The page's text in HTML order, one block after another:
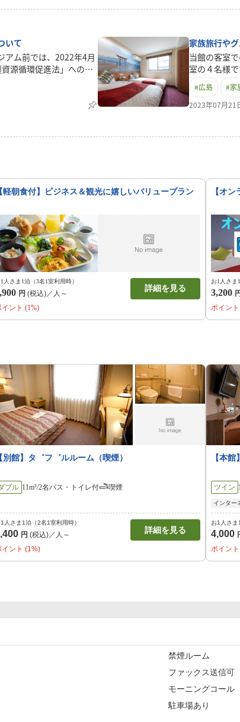
いて
ム前では、2022年4月
源循環促進法」への取
置しておりましたカミ
ロントよりお持ちいただ
の一環として、お客さま
。シャワーキャップ、綿
家族旅行や
当館の客室
室の４名様
なりますの
のご利用の
お布団を和
は添い寝（
数でのご宿
ただくなど
#広島 #家
2023年07月21
軽朝食付】ビジネス＆観光に嬉しいバリュープラン
人さま1泊（3名1室利用時）
円 (税込)／人～
詳細を見る
イント (1%)
【オ
お1人さま
3,200 円
ポイン
別館】タ゛フ゛ルルーム（喫煙）
ブル 11m²/2名バス・トイレ付 喫煙
人さま1泊（2名1室利用時）
円 (税込)／人～ 詳細を見る
イント (1%)
【本
ツイン
インター
お1人さま
4,000
ポイン
禁煙ルーム
ファックス送信可
モーニングコール
駐車場あり